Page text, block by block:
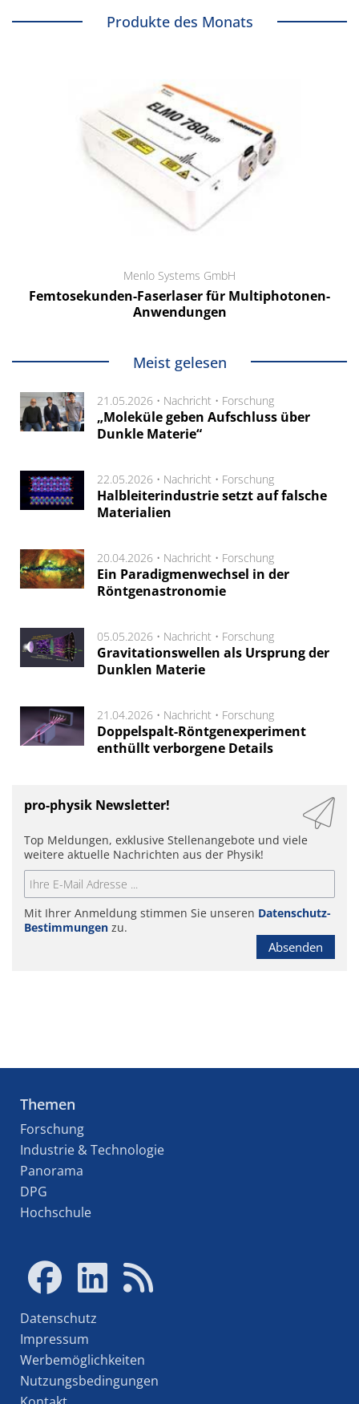
Produkte des Monats
Menlo Systems GmbH
Femtosekunden-Faserlaser für Multiphotonen-
Anwendungen
Meist gelesen
21.05.2026 • Nachricht • Forschung
„Moleküle geben Aufschluss über
Dunkle Materie“
22.05.2026 • Nachricht • Forschung
Halbleiterindustrie setzt auf falsche
Materialien
20.04.2026 • Nachricht • Forschung
Ein Paradigmenwechsel in der
Röntgenastronomie
05.05.2026 • Nachricht • Forschung
Gravitationswellen als Ursprung der
Dunklen Materie
21.04.2026 • Nachricht • Forschung
Doppelspalt-Röntgenexperiment
enthüllt verborgene Details
pro-physik Newsletter!
Top Meldungen, exklusive Stellenangebote und viele
weitere aktuelle Nachrichten aus der Physik!
Mit Ihrer Anmeldung stimmen Sie unseren Datenschutz-
Bestimmungen zu.
Absenden
Themen
Forschung
Industrie & Technologie
Panorama
DPG
Hochschule
Datenschutz
Impressum
Werbemöglichkeiten
Nutzungsbedingungen